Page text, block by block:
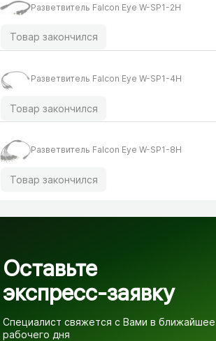
Разветвитель Falcon Eye W-SP1-2H
Товар закончился
Разветвитель Falcon Eye W-SP1-4H
Товар закончился
Разветвитель Falcon Eye W-SP1-8H
Товар закончился
Оставьте
экспресс-заявку
Специалист свяжется с Вами в
рабочего дня